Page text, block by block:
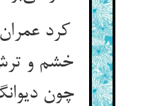
کرد
خشم و
چون